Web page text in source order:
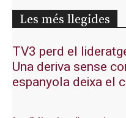
Les més llegides
TV3 perd el
Una deriva sense
espanyola deixa el